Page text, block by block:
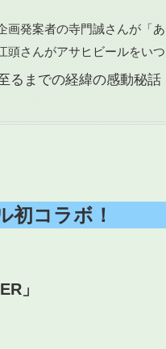
発案者の寺門誠さんが「あ
さんがアサヒビールをい
るまでの経緯の感動秘話
初コラボ！
」